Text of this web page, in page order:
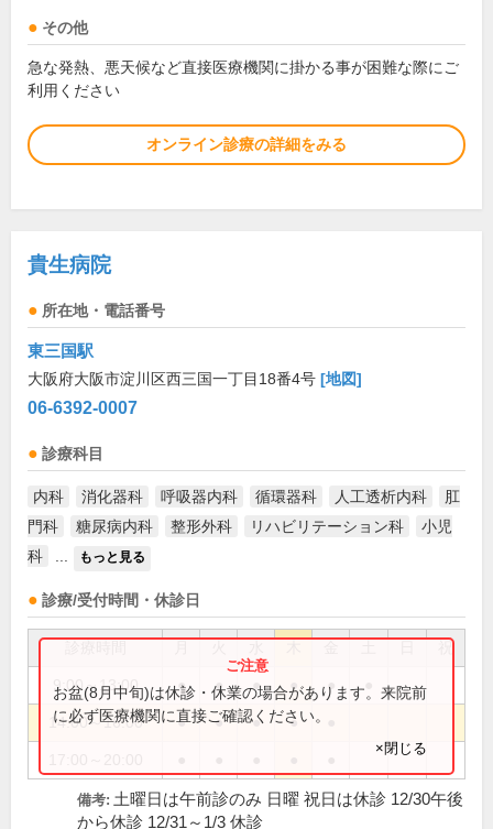
その他
急な発熱、悪天候など直接医療機関に掛かる事が困難な際にご
利用ください
オンライン診療の詳細をみる
貴生病院
所在地・電話番号
東三国駅
大阪府大阪市淀川区西三国一丁目18番4号 [地図]
06-6392-0007
診療科目
内科 消化器科 呼吸器内科 循環器科 人工透析内科
肛
門科
糖尿病内科 整形外科 リハビリテーション科
小児
科
もっと見る
診療/受付時間・休診日
祝
9:00～13:00 ● ● ● ● ●
14:00～16:00 ● ● ● ●
お盆(8月中旬)は休診・休業の場合があります。来院前
に必ず医療機関に直接ご確認ください。
×閉じる
備考: 土曜日は午前診のみ 日曜 祝日は休診 12/30午後
から休診 12/31～1/3 休診